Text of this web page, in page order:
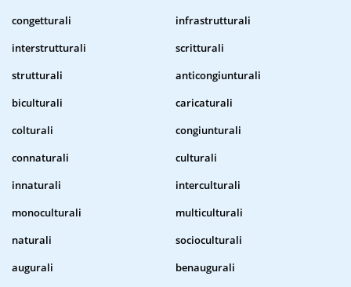
congetturali
infrastrutturali
interstrutturali
scritturali
strutturali
anticongiunturali
biculturali
caricaturali
colturali
congiunturali
connaturali
culturali
innaturali
interculturali
monoculturali
multiculturali
naturali
socioculturali
augurali
benaugurali